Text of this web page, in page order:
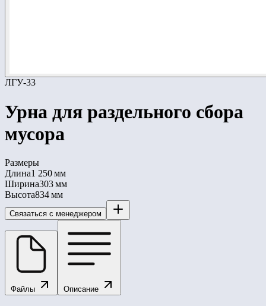
ЛГУ-33
Урна для раздельного сбора
мусора
Размеры
Длина1 250 мм
Ширина303 мм
Высота834 мм
Связаться с менеджером
Файлы Описание